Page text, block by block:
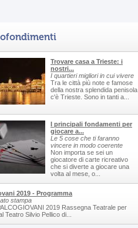
Trovare casa a Trieste: i
nostri...
I quartieri migliori in cui vivere
Tra le città più note e famose
della nostra splendida penisola
c'è Trieste. Sono in tanti a...
I principali fondamenti per
giocare a...
Le 5 cose che ti faranno
vincere in modo coerente
Non importa se sei un
giocatore di carte ricreativo
che si diverte a giocare una
volta al mese, o...
2019 - Programma
stampa
2019 Rassegna Teatrale per
Teatro Silvio Pellico di...